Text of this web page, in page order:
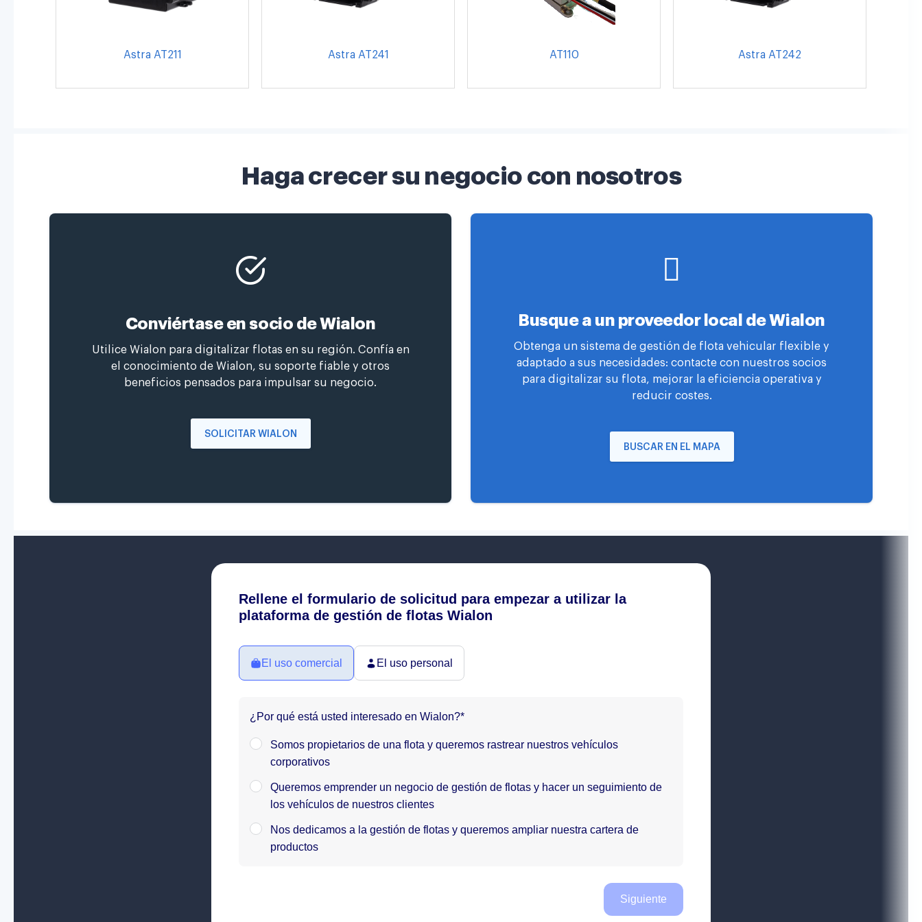
Astra AT211 Astra AT241 AT110 Astra AT242
Haga crecer su negocio con nosotros
Conviértase en socio de Wialon
Utilice Wialon para digitalizar flotas en su región. Confía en
el conocimiento de Wialon, su soporte fiable y otros
beneficios pensados para impulsar su negocio.
SOLICITAR WIALON
Busque a un proveedor local de Wialon
Obtenga un sistema de gestión de flota vehicular flexible y
adaptado a sus necesidades: contacte con nuestros socios
para digitalizar su flota, mejorar la eficiencia operativa y
reducir costes.
BUSCAR EN EL MAPA